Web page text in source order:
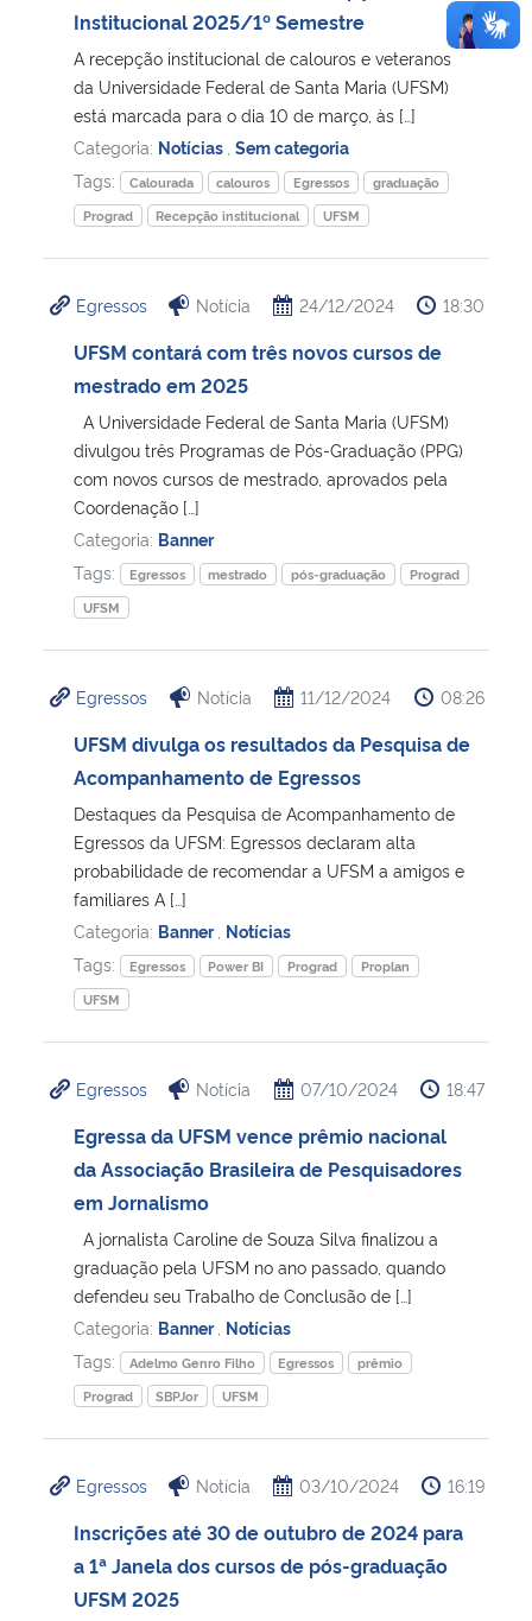
Institucional 2025/1º Semestre
A recepção institucional de calouros e veteranos
da Universidade Federal de Santa Maria (UFSM)
está marcada para o dia 10 de março, às […]
Categoria: Notícias Sem categoria
Tags:
Calourada calouros Egressos
graduação
Prograd
Recepção institucional UFSM
Egressos Notícia 24/12/2024 18:30
UFSM contará com três novos cursos de
mestrado em 2025
A Universidade Federal de Santa Maria (UFSM)
divulgou três Programas de Pós-Graduação (PPG)
com novos cursos de mestrado, aprovados pela
Coordenação […]
Categoria: Banner
Tags:
Egressos mestrado pós-graduação
Prograd
UFSM
Egressos Notícia 11/12/2024 08:26
UFSM divulga os resultados da Pesquisa de
Acompanhamento de Egressos
Destaques da Pesquisa de Acompanhamento de
Egressos da UFSM: Egressos declaram alta
probabilidade de recomendar a UFSM a amigos e
familiares A […]
Categoria: Banner Notícias
Tags:
Egressos Power BI Prograd
Proplan
UFSM
Egressos Notícia 07/10/2024 18:47
Egressa da UFSM vence prêmio nacional
da Associação Brasileira de Pesquisadores
em Jornalismo
A jornalista Caroline de Souza Silva finalizou a
graduação pela UFSM no ano passado, quando
defendeu seu Trabalho de Conclusão de […]
Categoria: Banner Notícias
Tags:
Adelmo Genro Filho Egressos
prêmio
Prograd
SBPJor UFSM
Egressos Notícia 03/10/2024 16:19
Inscrições até 30 de outubro de 2024 para
a 1ª Janela dos cursos de pós-graduação
UFSM 2025